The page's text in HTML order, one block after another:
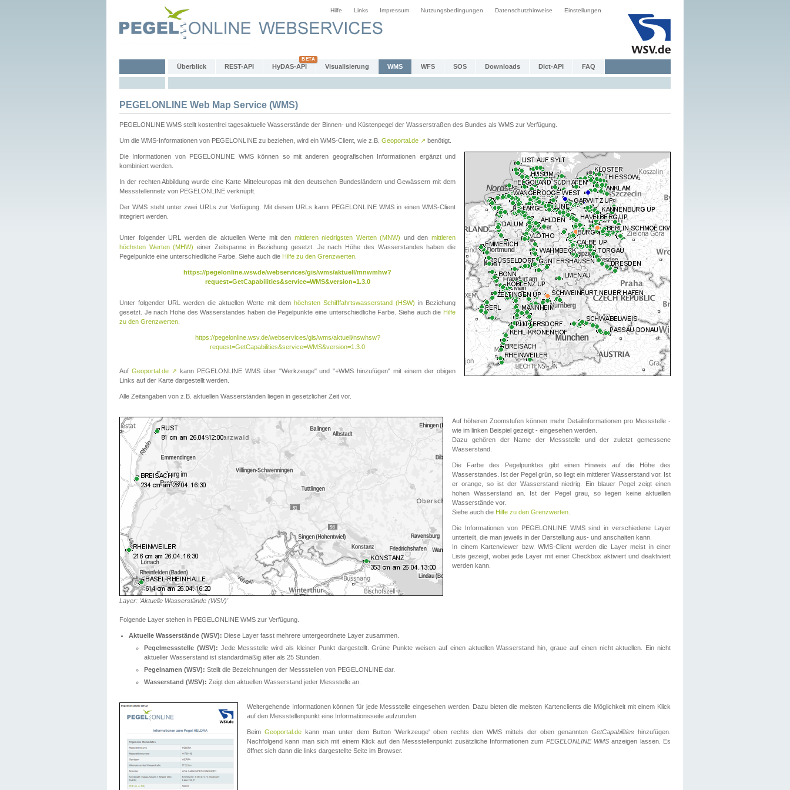
Hilfe Links Impressum Nutzungsbedingungen Datenschutzhinweise Einstellungen
Überblick REST-API HyDAS-API Visualisierung WMS WFS SOS Downloads Dict-API FAQ
PEGELONLINE Web Map Service (WMS)
PEGELONLINE WMS stellt kostenfrei tagesaktuelle Wasserstände der Binnen- und Küstenpegel der Wasserstraßen des Bundes als WMS zur Verfügung.
Um die WMS-Informationen von PEGELONLINE zu beziehen, wird ein WMS-Client, wie z.B. Geoportal.de ↗ benötigt.
Die Informationen von PEGELONLINE WMS können so mit anderen geografischen Informationen ergänzt und
kombiniert werden.
In der rechten Abbildung wurde eine Karte Mitteleuropas mit den deutschen Bundesländern und Gewässern mit dem
Messstellennetz von PEGELONLINE verknüpft.
Der WMS steht unter zwei URLs zur Verfügung. Mit diesen URLs kann PEGELONLINE WMS in einen WMS-Client
integriert werden.
Unter folgender URL werden die aktuellen Werte mit den mittleren niedrigsten Werten (MNW) und denmittleren
höchsten Werten (MHW) einer Zeitspanne in Beziehung gesetzt. Je nach Höhe des Wasserstandes haben die
Pegelpunkte eine unterschiedliche Farbe. Siehe auch die Hilfe zu den Grenzwerten
https://pegelonline.wsv.de/webservices/gis/wms/aktuell/mnwmhw?
request=GetCapabilities&service=WMS&version=1.3.0
Unter folgender URL werden die aktuellen Werte mit dem höchsten Schifffahrtswasserstand (HSW) in Beziehung
gesetzt. Je nach Höhe des Wasserstandes haben die Pegelpunkte eine unterschiedliche Farbe. Siehe auch die Hilfe
zu den Grenzwerten
https://pegelonline.wsv.de/webservices/gis/wms/aktuell/nswhsw?
request=GetCapabilities&service=WMS&version=1.3.0
Auf Geoportal.de ↗ kann PEGELONLINE WMS über "Werkzeuge" und "+WMS hinzufügen" mit einem der obigen
Links auf der Karte dargestellt werden.
Alle Zeitangaben von z.B. aktuellen Wasserständen liegen in gesetzlicher Zeit vor.
Layer: 'Aktuelle Wasserstände (WSV)'
Auf höheren Zoomstufen können mehr Detailinformationen pro Messstelle -
wie im linken Beispiel gezeigt - eingesehen werden.
Dazu gehören der Name der Messstelle und der zuletzt gemessene
Wasserstand.
Die Farbe des Pegelpunktes gibt einen Hinweis auf die Höhe des
Wasserstandes. Ist der Pegel grün, so liegt ein mittlerer Wasserstand vor. Ist
er orange, so ist der Wasserstand niedrig. Ein blauer Pegel zeigt einen
hohen Wasserstand an. Ist der Pegel grau, so liegen keine aktuellen
Wasserstände vor.
Siehe auch die Hilfe zu den Grenzwerten
Die Informationen von PEGELONLINE WMS sind in verschiedene Layer
unterteilt, die man jeweils in der Darstellung aus- und anschalten kann.
In einem Kartenviewer bzw. WMS-Client werden die Layer meist in einer
Liste gezeigt, wobei jede Layer mit einer Checkbox aktiviert und deaktiviert
werden kann.
Folgende Layer stehen in PEGELONLINE WMS zur Verfügung.
Aktuelle Wasserstände (WSV): Diese Layer fasst mehrere untergeordnete Layer zusammen.
Pegelmessstelle (WSV): Jede Messstelle wird als kleiner Punkt dargestellt. Grüne Punkte weisen auf einen aktuellen Wasserstand hin, graue auf einen nicht aktuellen. Ein nicht
aktueller Wasserstand ist standardmäßig älter als 25 Stunden.
Pegelnamen (WSV): Stellt die Bezeichnungen der Messstellen von PEGELONLINE dar.
Wasserstand (WSV): Zeigt den aktuellen Wasserstand jeder Messstelle an.
Weitergehende Informationen können für jede Messstelle eingesehen werden. Dazu bieten die meisten Kartenclients die Möglichkeit mit einem Klick
auf den Messstellenpunkt eine Informationsseite aufzurufen.
Beim Geoportal.de kann man unter dem Button 'Werkzeuge' oben rechts den WMS mittels der oben genannten GetCapabilities hinzufügen.
Nachfolgend kann man sich mit einem Klick auf den Messstellenpunkt zusätzliche Informationen zum PEGELONLINE WMSanzeigen lassen. Es
öffnet sich dann die links dargestellte Seite im Browser.